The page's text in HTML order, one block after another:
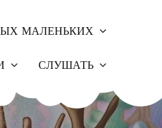
МАЛЕНЬКИХ
СЛУШАТЬ